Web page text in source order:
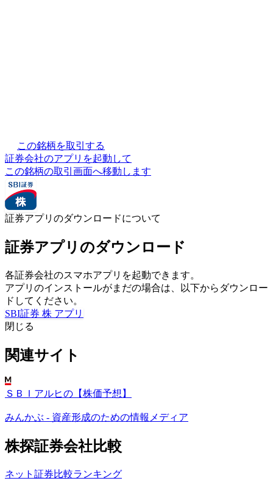
この銘柄を取引する
証券会社のアプリを起動して
この銘柄の取引画面へ移動します
証券アプリのダウンロードについて
証券アプリのダウンロード
各証券会社のスマホアプリを起動できます。
アプリのインストールがまだの場合は、以下からダウンロー
ドしてください。
SBI証券 株 アプリ
閉じる
関連サイト
ＳＢＩアルヒの【株価予想】
みんかぶ - 資産形成のための情報メディア
株探証券会社比較
ネット証券比較ランキング